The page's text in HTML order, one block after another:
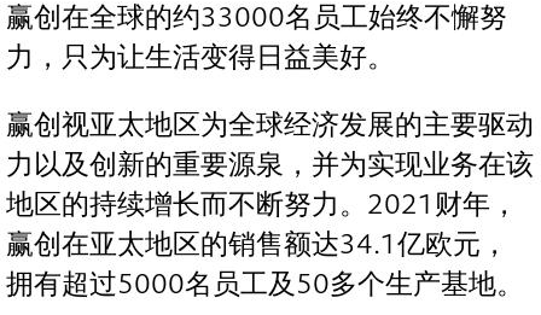
赢创在全球的约33000名员工始终不懈努
力，只为让生活变得日益美好。
赢创视亚太地区为全球经济发展的主要驱动
力以及创新的重要源泉，并为实现业务在该
地区的持续增长而不断努力。2021财年，
赢创在亚太地区的销售额达34.1亿欧元，
拥有超过5000名员工及50多个生产基地。